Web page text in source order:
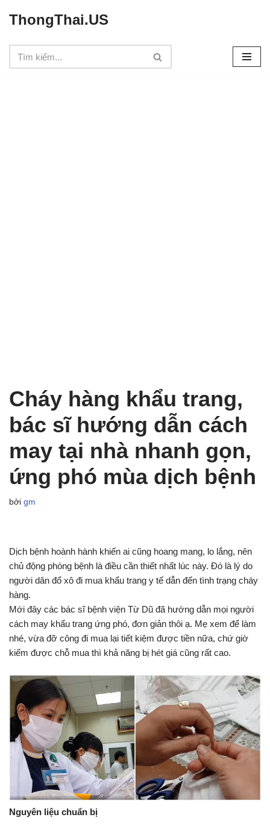
tới
nội
ThongThai.US
Cháy hàng khẩu trang,
bác sĩ hướng dẫn cách
may tại nhà nhanh gọn,
ứng phó mùa dịch bệnh
bởi gm
Dịch bệnh hoành hành khiến ai cũng hoang mang, lo lắng, nên
chủ động phòng bệnh là điều cần thiết nhất lúc này. Đó là lý do
người dân đổ xô đi mua khẩu trang y tế dẫn đến tình trạng cháy
hàng.
Mới đây các bác sĩ bệnh viện Từ Dũ đã hướng dẫn mọi người
cách may khẩu trang ứng phó, đơn giản thôi ạ. Mẹ xem để làm
nhé, vừa đỡ công đi mua lại tiết kiệm được tiền nữa, chứ giờ
kiếm được chỗ mua thì khả năng bị hét giá cũng rất cao.
Nguyên liệu chuẩn bị